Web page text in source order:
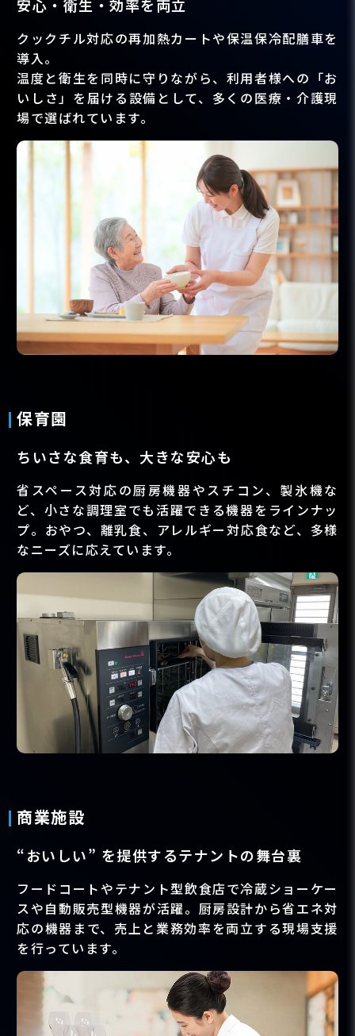
安心・衛生・効率を両立
クックチル対応の再加熱カートや保温保冷配膳車を
導入。
温度と衛生を同時に守りながら、利用者様への「お
いしさ」を届ける設備として、多くの医療・介護現
場で選ばれています。
保育園
ちいさな食育も、大きな安心も
省スペース対応の厨房機器やスチコン、製氷機な
ど、小さな調理室でも活躍できる機器をラインナッ
プ。おやつ、離乳食、アレルギー対応食など、多様
なニーズに応えています。
商業施設
“おいしい” を提供するテナントの舞台裏
フードコートやテナント型飲食店で冷蔵ショーケー
スや自動販売型機器が活躍。厨房設計から省エネ対
応の機器まで、売上と業務効率を両立する現場支援
を行っています。